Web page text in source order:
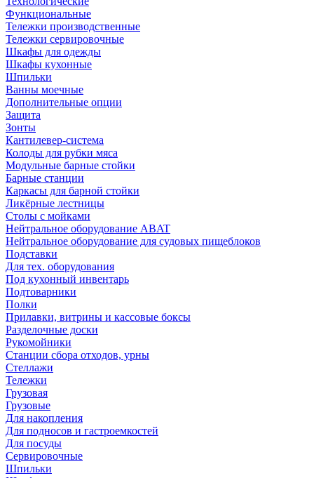
Функциональные
Тележки производственные
Тележки сервировочные
Шкафы для одежды
Шкафы кухонные
Шпильки
Ванны моечные
Дополнительные опции
Защита
Зонты
Кантилевер-система
Колоды для рубки мяса
Модульные барные стойки
Барные станции
Каркасы для барной стойки
Ликёрные лестницы
Столы с мойками
Нейтральное оборудование ABAT
Нейтральное оборудование для судовых пищеблоков
Подставки
Для тех. оборудования
Под кухонный инвентарь
Подтоварники
Полки
Прилавки, витрины и кассовые боксы
Разделочные доски
Рукомойники
Станции сбора отходов, урны
Стеллажи
Тележки
Грузовая
Грузовые
Для накопления
Для подносов и гастроемкостей
Для посуды
Сервировочные
Шпильки